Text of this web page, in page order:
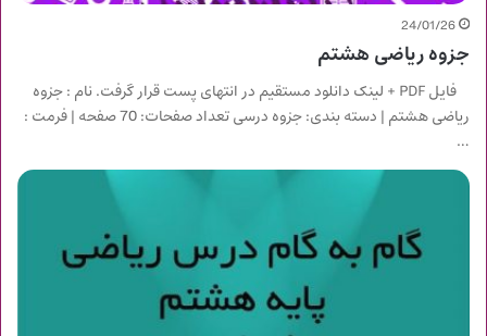
24/01/26
جزوه ریاضی هشتم
فایل PDF + لینک دانلود مستقیم در انتهای پست قرار گرفت. نام : جزوه
ریاضی هشتم | دسته بندی: جزوه درسی تعداد صفحات: 70 صفحه | فرمت :
…